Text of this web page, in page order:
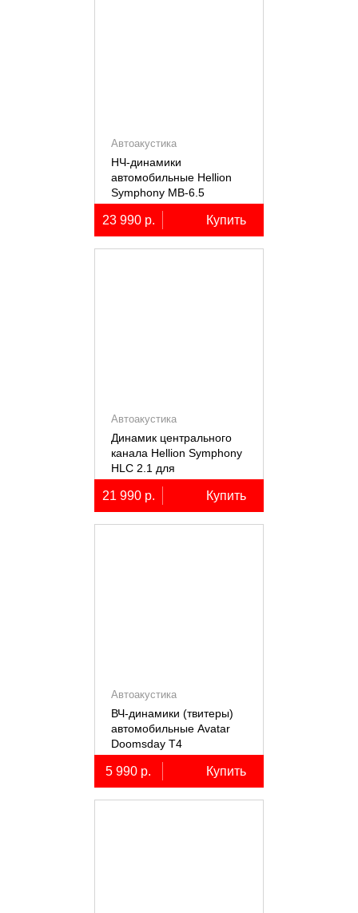
Автоакустика
НЧ-динамики
автомобильные Hellion
Symphony MB-6.5
23 990 р. Купить
Автоакустика
Динамик центрального
канала Hellion Symphony
HLC 2.1 для
автомобилей Lixiang Li-
7/8/9
21 990 р. Купить
Автоакустика
ВЧ-динамики (твитеры)
автомобильные Avatar
Doomsday Т4
5 990 р. Купить